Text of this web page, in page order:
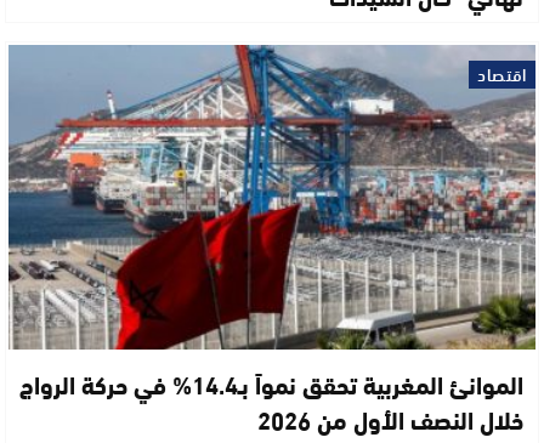
اقتصاد
الموانئ المغربية تحقق نمواً بـ14.4% في حركة الرواج
خلال النصف الأول من 2026